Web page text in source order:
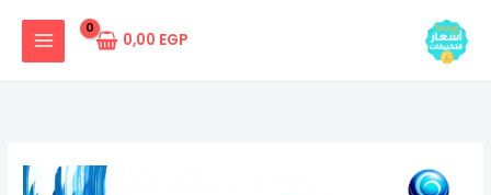
المحتوى
0,00 EGP